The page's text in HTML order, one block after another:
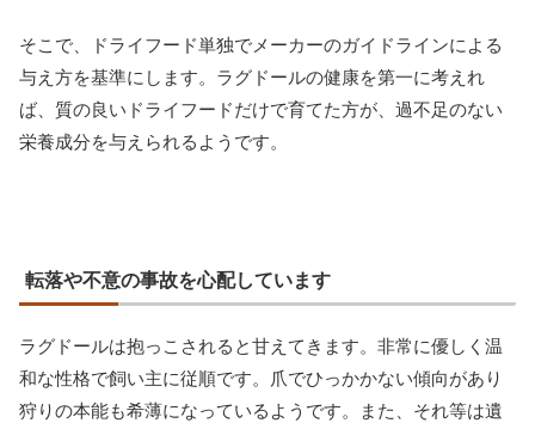
そこで、ドライフード単独でメーカーのガイドラインによる
与え方を基準にします。ラグドールの健康を第一に考えれ
ば、質の良いドライフードだけで育てた方が、過不足のない
栄養成分を与えられるようです。
転落や不意の事故を心配しています
ラグドールは抱っこされると甘えてきます。非常に優しく温
和な性格で飼い主に従順です。爪でひっかかない傾向があり
狩りの本能も希薄になっているようです。また、それ等は遺